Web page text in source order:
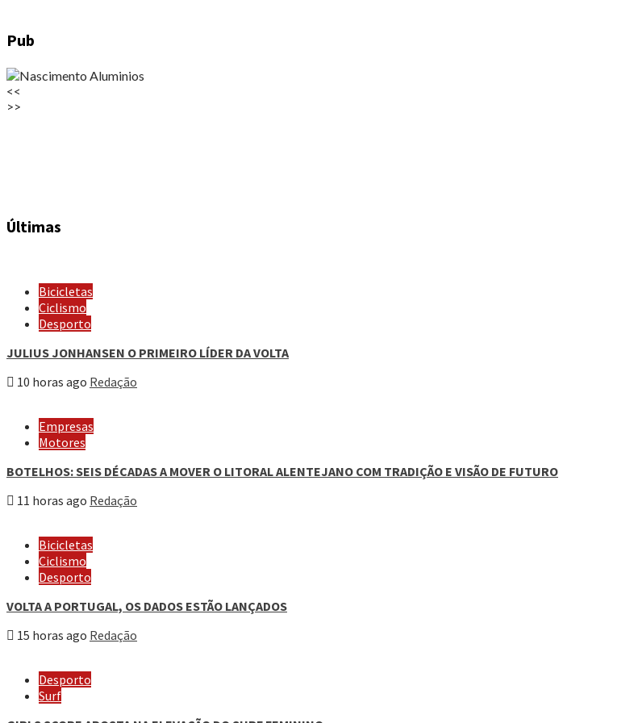
Pub
<<
>>
Últimas
Bicicletas
Ciclismo
Desporto
JULIUS JONHANSEN O PRIMEIRO LÍDER DA VOLTA
10 horas ago Redação
Empresas
Motores
BOTELHOS: SEIS DÉCADAS A MOVER O LITORAL ALENTEJANO COM TRADIÇÃO E VISÃO DE FUTURO
11 horas ago Redação
Bicicletas
Ciclismo
Desporto
VOLTA A PORTUGAL, OS DADOS ESTÃO LANÇADOS
15 horas ago Redação
Desporto
Surf